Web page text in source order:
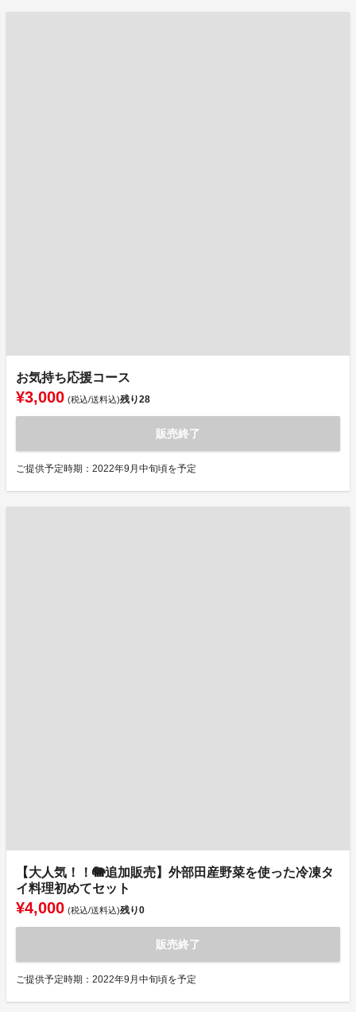
お気持ち応援コース
¥3,000 (税込/送料込)残り28
販売終了
ご提供予定時期：2022年9月中旬頃を予定
【大人気！！🐘追加販売】外部田産野菜を使った冷凍タ
イ料理初めてセット
¥4,000 (税込/送料込)残り0
販売終了
ご提供予定時期：2022年9月中旬頃を予定